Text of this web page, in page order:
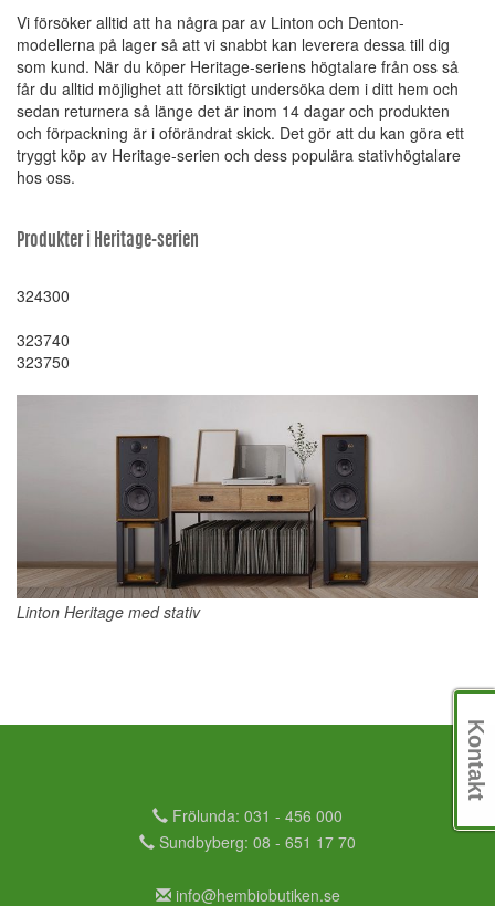
Vi försöker alltid att ha några par av Linton och Denton-
modellerna på lager så att vi snabbt kan leverera dessa till dig
som kund. När du köper Heritage-seriens högtalare från oss så
får du alltid möjlighet att försiktigt undersöka dem i ditt hem och
sedan returnera så länge det är inom 14 dagar och produkten
och förpackning är i oförändrat skick. Det gör att du kan göra ett
tryggt köp av Heritage-serien och dess populära stativhögtalare
hos oss.
Produkter i Heritage-serien
324300
323740
323750
Linton Heritage med stativ
Frölunda: 031 - 456 000
Sundbyberg: 08 - 651 17 70
info@hembiobutiken.se
Kontakt